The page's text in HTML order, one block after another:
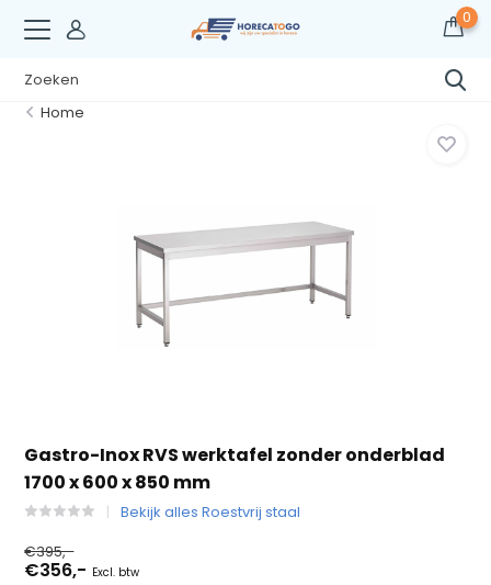
0
Home
Gastro-Inox RVS werktafel zonder onderblad
1700 x 600 x 850 mm
Bekijk alles Roestvrij staal
€395,-
€356,- Excl. btw